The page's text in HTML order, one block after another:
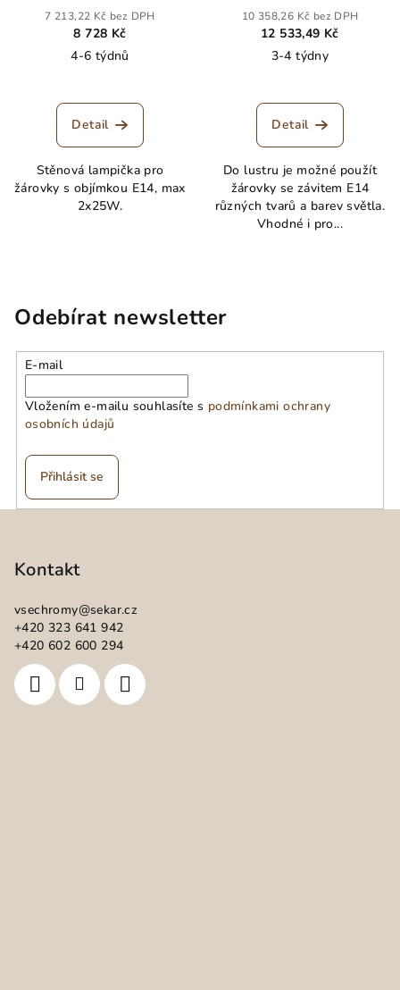
dvojitá SAVONA
7 213,22 Kč bez DPH
8 728 Kč
4-6 týdnů
Detail
Stěnová lampička pro
žárovky s objímkou E14, max
2x25W.
10 358,26 Kč bez DPH
12 533,49 Kč
3-4 týdny
Detail
Do lustru je možné použít
žárovky se závitem E14
různých tvarů a barev světla.
Vhodné i pro...
Odebírat newsletter
E-mail
Vložením e-mailu souhlasíte s podmínkami ochrany
osobních údajů
Přihlásit se
Kontakt
vsechromy@sekar.cz
+420 323 641 942
+420 602 600 294